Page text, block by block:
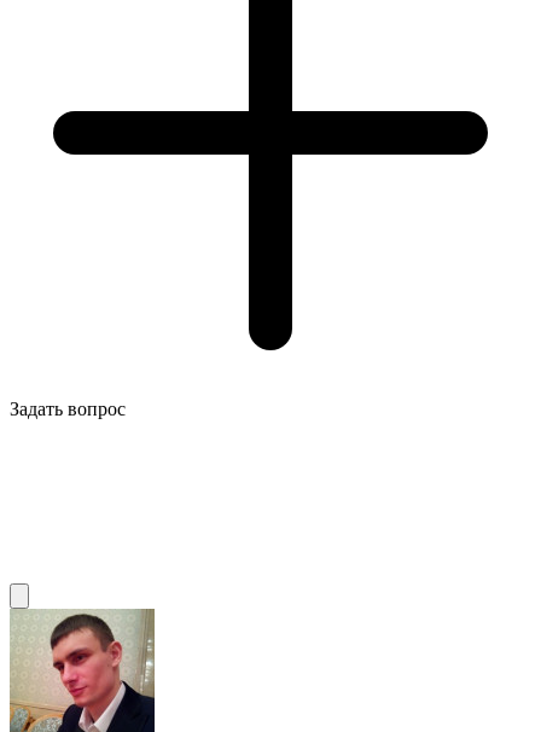
Задать вопрос